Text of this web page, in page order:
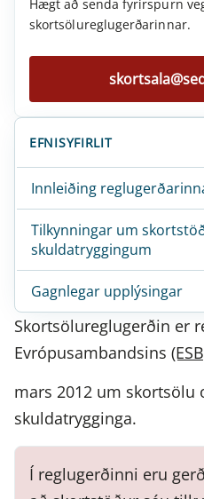
Hægt að senda fyrirspurn
skortsölureglugerðarinnar.
EFNISYFIRLIT
Innleiðing
Tilkynningar um
skuldatryggingum
Gagnlegar upplýsingar
Skortsölureglugerðin er
Evrópusambandsins
mars 2012 um
skuldatrygginga.
Í reglugerðinni eru